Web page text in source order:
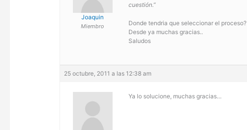
Joaquin
Miembro
cuestión.”
Donde tendria que seleccionar el proceso?
Desde ya muchas gracias..
Saludos
25 octubre, 2011 a las 12:38 am
Ya lo solucione, muchas gracias…